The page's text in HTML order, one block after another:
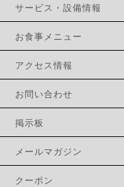
サービス・設備情報
お食事メニュー
アクセス情報
お問い合わせ
掲示板
メールマガジン
クーポン